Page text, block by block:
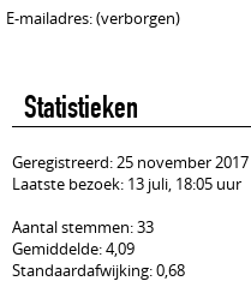
E-mailadres: (verborgen)
Statistieken
Geregistreerd: 25 november 2017
Laatste bezoek: 13 juli, 18:05 uur
Aantal stemmen: 33
Gemiddelde: 4,09
Standaardafwijking: 0,68